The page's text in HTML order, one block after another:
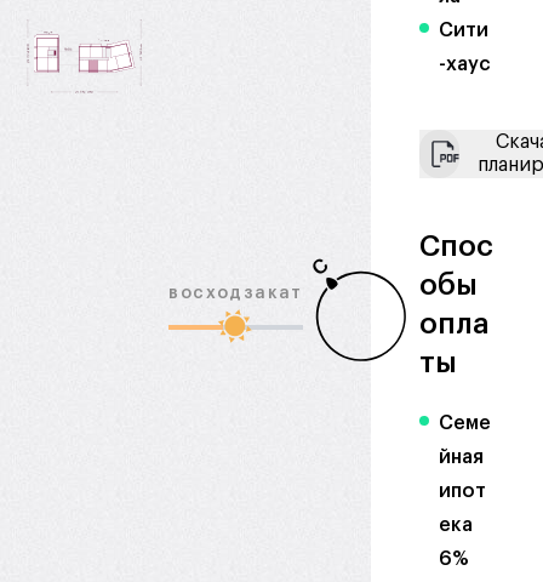
восход закат
С
Сити
-хаус
Спос
обы
опла
ты
Семе
йная
ипот
ека
6%